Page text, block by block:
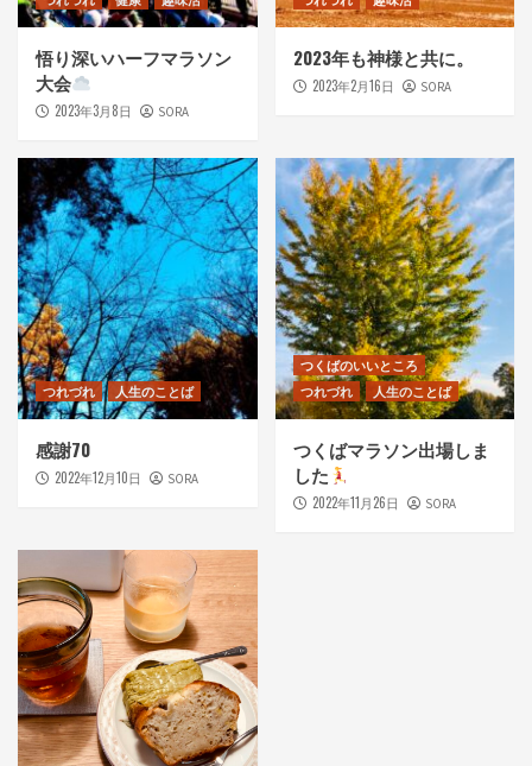
悟り深いハーフマラソン
大会
2023年3月8日 SORA
2023年も神様と共に。
2023年2月16日 SORA
つれづれ 人生のことば
感謝70
2022年12月10日 SORA
つくばのいいところ
つれづれ
人生のことば
つくばマラソン出場しま
した
2022年11月26日 SORA